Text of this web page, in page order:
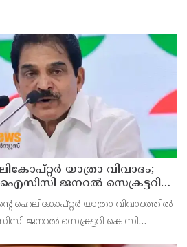
യാത്രാ വിവാദം;
ജനറല്‍ സെക്രട്ടറി
ഹെലികോപ്റ്റര്‍ യാത്രാ വിവാദത്തില്‍
ജനറല്‍ സെക്രട്ടറി കെ സി